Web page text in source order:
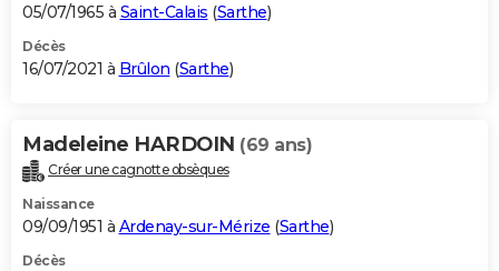
05/07/1965 à Saint-Calais (Sarthe)
Décès
16/07/2021 à Brûlon (Sarthe)
Madeleine HARDOIN (69 ans)
Créer une cagnotte obsèques
Naissance
09/09/1951 à Ardenay-sur-Mérize (Sarthe)
Décès